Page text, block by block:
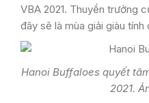
VBA 2021. Thuyền trưởng
đây sẽ là mùa giải giàu
Hanoi Buffaloes quyết
2021.